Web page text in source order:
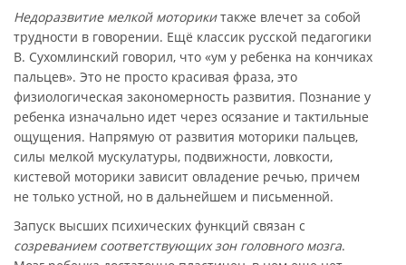
Недоразвитие мелкой моторикитакже влечет за собой
трудности в говорении. Ещё классик русской педагогики
В. Сухомлинский говорил, что «ум у ребенка на кончиках
пальцев». Это не просто красивая фраза, это
физиологическая закономерность развития. Познание у
ребенка изначально идет через осязание и тактильные
ощущения. Напрямую от развития моторики пальцев,
силы мелкой мускулатуры, подвижности, ловкости,
кистевой моторики зависит овладение речью, причем
не только устной, но в дальнейшем и письменной.
Запуск высших психических функций связан с
созреванием соответствующих зон головного мозга.